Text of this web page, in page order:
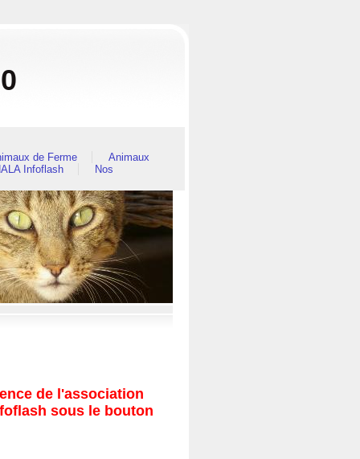
de Ferme
Animaux
Infoflash
Nos
de l'association
sous le bouton